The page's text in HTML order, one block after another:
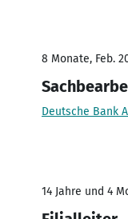
8 Monate, Feb.
Deutsche Bank
14 Jahre und 4